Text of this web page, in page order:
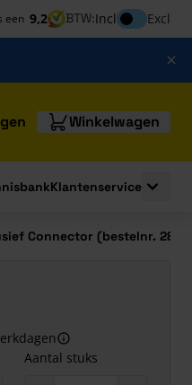
een 9,2 BTW:InclInclusief btw
Excl
Winkelwagen
Klantenservice
Connector (bestelnr.
Aantal stuks